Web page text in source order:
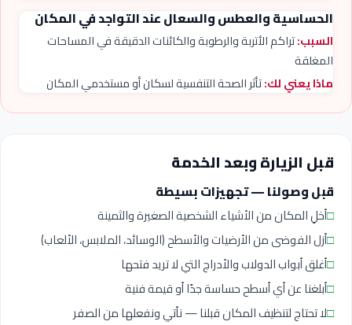
الحساسية والعطس والسعال عند التواجد في المكان
السبب:تراكم الأتربة والرطوبة والكائنات الدقيقة في المساحات
المغلقة
ماذا يعني لك:تأثر الصحة التنفسية لسكان أو مستخدمي المكان
قبل الزيارة وبعد الخدمة
قبل وصولنا — تجهيزات بسيطة
□أخلِ المكان من الأشياء الشخصية الصغيرة والثمينة
□أزل الفوضى من الأرضيات والأسطح (الوسائد، الملابس، الألعاب)
□أغلق أبواب الدولاب والأدراج التي لا تريد فتحها
□أبلغنا عن أي أسطح حساسة جدًا أو قيمة فنية
□لا تحتاج لتنظيف المكان قبلنا — نأتي ونفعلها من الصفر